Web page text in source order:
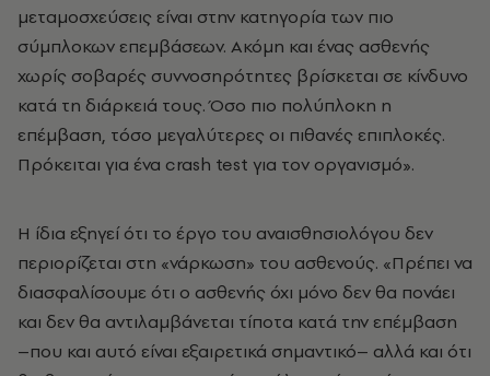
μεταμοσχεύσεις είναι στην κατηγορία των πιο
σύμπλοκων επεμβάσεων. Ακόμη και ένας ασθενής
χωρίς σοβαρές συννοσηρότητες βρίσκεται σε κίνδυνο
κατά τη διάρκειά τους. Όσο πιο πολύπλοκη η
επέμβαση, τόσο μεγαλύτερες οι πιθανές επιπλοκές.
Πρόκειται για ένα crash test για τον οργανισμό».
Η ίδια εξηγεί ότι το έργο του αναισθησιολόγου δεν
περιορίζεται στη «νάρκωση» του ασθενούς. «Πρέπει να
διασφαλίσουμε ότι ο ασθενής όχι μόνο δεν θα πονάει
και δεν θα αντιλαμβάνεται τίποτα κατά την επέμβαση
–που και αυτό είναι εξαιρετικά σημαντικό– αλλά και ότι